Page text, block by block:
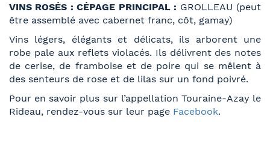
VINS ROSÉS : CÉPAGE PRINCIPAL : GROLLEAU (peut
être assemblé avec cabernet franc, côt, gamay)
Vins légers, élégants et délicats, ils arborent une
robe pale aux reflets violacés. Ils délivrent des notes
de cerise, de framboise et de poire qui se mêlent à
des senteurs de rose et de lilas sur un fond poivré.
Pour en savoir plus sur l’appellation Touraine-Azay le
Rideau, rendez-vous sur leur page Facebook.